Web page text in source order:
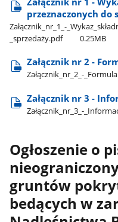
przeznaczonych do
Załącznik​_nr​_1​_-​
_sprzedaży.pdf
0.25MB
Załącznik nr 2 -
Załącznik​_nr​_2​_-​
Załącznik nr 3 -
Załącznik​_nr​_3​_-​
Ogłoszenie o
gruntów
bedących w